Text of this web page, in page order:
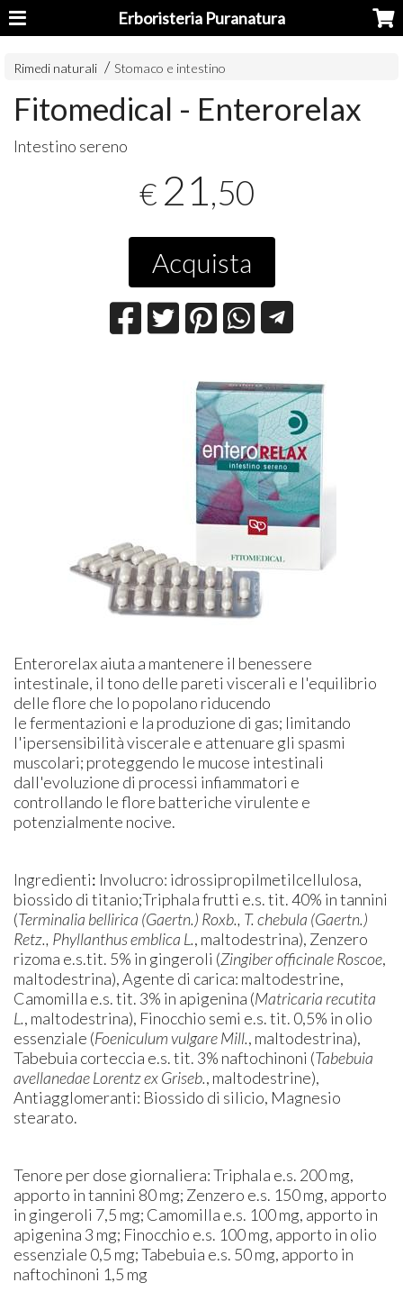
Erboristeria Puranatura
Rimedi naturali Stomaco e intestino
Fitomedical - Enterorelax
Intestino sereno
€ 21,50
Acquista
Enterorelax aiuta a mantenere il benessere
intestinale, il tono delle pareti viscerali e l'equilibrio
delle flore che lo popolano riducendo
le fermentazioni e la produzione di gas; limitando
l'ipersensibilità viscerale e attenuare gli spasmi
muscolari; proteggendo le mucose intestinali
dall'evoluzione di processi infiammatori e
controllando le flore batteriche virulente e
potenzialmente nocive.
Ingredienti: Involucro: idrossipropilmetilcellulosa,
biossido di titanio;Triphala frutti e.s. tit. 40% in tannini
(Terminalia bellirica (Gaertn.) Roxb., T. chebula (Gaertn.)
Retz., Phyllanthus emblica L., maltodestrina), Zenzero
rizoma e.s.tit. 5% in gingeroli (Zingiber officinale Roscoe,
maltodestrina), Agente di carica: maltodestrine,
Camomilla e.s. tit. 3% in apigenina (Matricaria recutita
L., maltodestrina), Finocchio semi e.s. tit. 0,5% in olio
essenziale (Foeniculum vulgare Mill., maltodestrina),
Tabebuia corteccia e.s. tit. 3% naftochinoni (Tabebuia
avellanedae Lorentz ex Griseb., maltodestrine),
Antiagglomeranti: Biossido di silicio, Magnesio
stearato.
Tenore per dose giornaliera: Triphala e.s. 200 mg,
apporto in tannini 80 mg; Zenzero e.s. 150 mg, apporto
in gingeroli 7,5 mg; Camomilla e.s. 100 mg, apporto in
apigenina 3 mg; Finocchio e.s. 100 mg, apporto in olio
essenziale 0,5 mg; Tabebuia e.s. 50 mg, apporto in
naftochinoni 1,5 mg